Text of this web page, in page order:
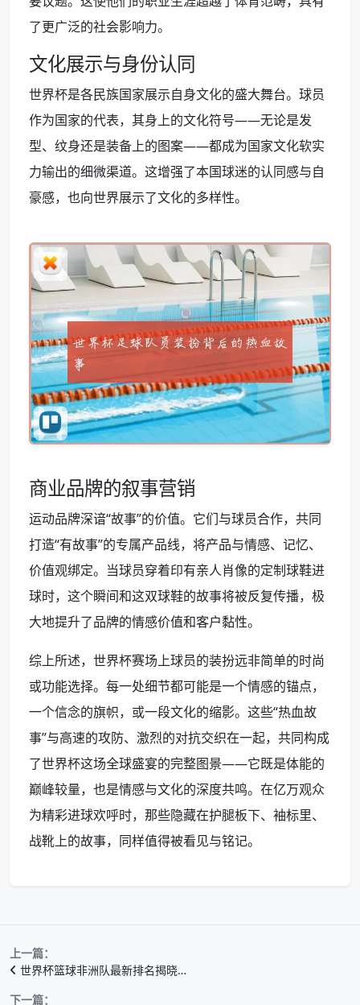
了更广泛的社会影响力。
文化展示与身份认同
世界杯是各民族国家展示自身文化的盛大舞台。球员
作为国家的代表，其身上的文化符号——无论是发
型、纹身还是装备上的图案——都成为国家文化软实
力输出的细微渠道。这增强了本国球迷的认同感与自
豪感，也向世界展示了文化的多样性。
商业品牌的叙事营销
运动品牌深谙“故事”的价值。它们与球员合作，共同
打造“有故事”的专属产品线，将产品与情感、记忆、
价值观绑定。当球员穿着印有亲人肖像的定制球鞋进
球时，这个瞬间和这双球鞋的故事将被反复传播，极
大地提升了品牌的情感价值和客户黏性。
综上所述，世界杯赛场上球员的装扮远非简单的时尚
或功能选择。每一处细节都可能是一个情感的锚点，
一个信念的旗帜，或一段文化的缩影。这些“热血故
事”与高速的攻防、激烈的对抗交织在一起，共同构成
了世界杯这场全球盛宴的完整图景——它既是体能的
巅峰较量，也是情感与文化的深度共鸣。在亿万观众
为精彩进球欢呼时，那些隐藏在护腿板下、袖标里、
战靴上的故事，同样值得被看见与铭记。
上一篇：
世界杯篮球非洲队最新排名揭晓…
下一篇：